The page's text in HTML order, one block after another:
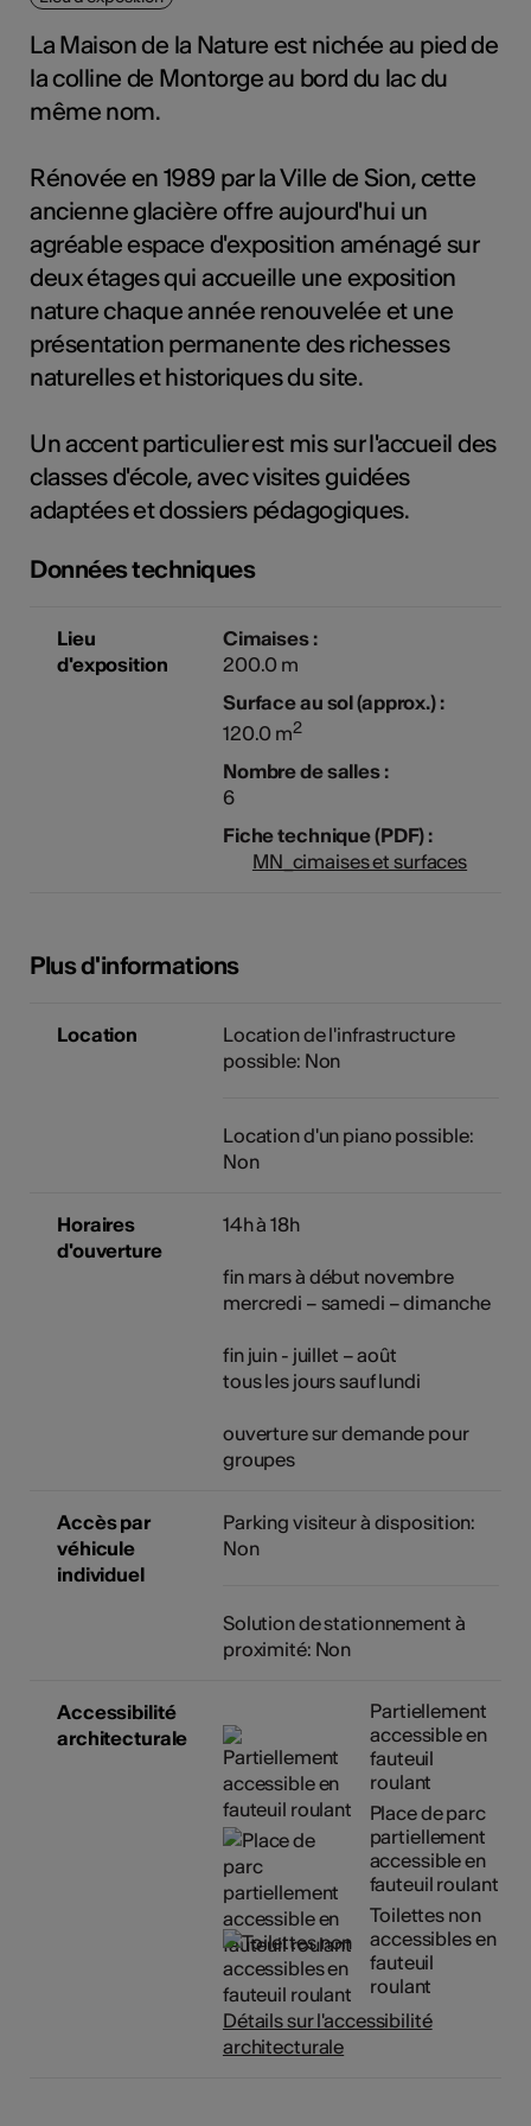
La Maison de la Nature est nichée au pied de
la colline de Montorge au bord du lac du
même nom.
Rénovée en 1989 par la Ville de Sion, cette
ancienne glacière offre aujourd'hui un
agréable espace d'exposition aménagé sur
deux étages qui accueille une exposition
nature chaque année renouvelée et une
présentation permanente des richesses
naturelles et historiques du site.
Un accent particulier est mis sur l'accueil des
classes d'école, avec visites guidées
adaptées et dossiers pédagogiques.
Données techniques
Lieu
d'exposition
Cimaises :
200.0 m
Surface au sol (approx.) :
120.0 m2
Nombre de salles :
6
Fiche technique (PDF) :
MN_cimaises et surfaces
Plus d'informations
Location
Location de l'infrastructure
possible: Non
Location d'un piano possible:
Non
Horaires
d'ouverture
14h à 18h
fin mars à début novembre
mercredi – samedi – dimanche
fin juin - juillet – août
tous les jours sauf lundi
ouverture sur demande pour
groupes
Accès par
véhicule
individuel
Parking visiteur à disposition:
Non
Solution de stationnement à
proximité: Non
Accessibilité
architecturale
Partiellement
accessible en
fauteuil
roulant
Place de parc
partiellement
accessible en
fauteuil roulant
Toilettes non
accessibles en
fauteuil
roulant
Détails sur l'accessibilité
architecturale